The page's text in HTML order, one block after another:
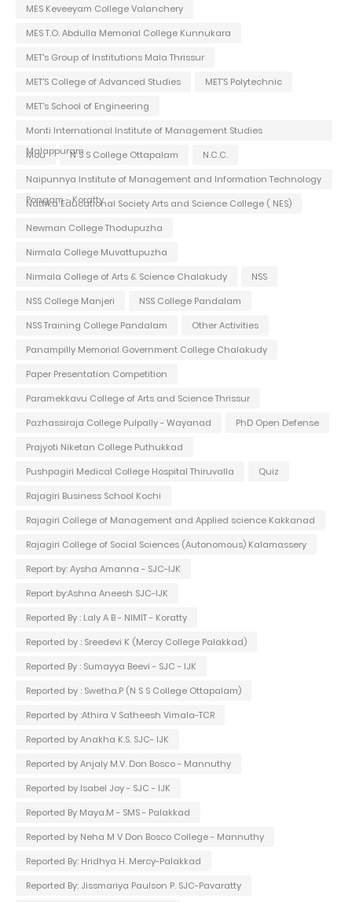
MES Keveeyam College Valanchery
MES T.O. Abdulla Memorial College Kunnukara
MET's Group of Institutions Mala Thrissur
MET'S College of Advanced Studies
MET'S Polytechnic
MET's School of Engineering
Monti International Institute of Management Studies
Malappuram
Mou N S S College Ottapalam
N.C.C.
Naipunnya Institute of Management and Information Technology
Pongam - Koratty
Nattika Educational Society Arts and Science College ( NES)
Newman College Thodupuzha
Nirmala College Muvattupuzha
Nirmala College of Arts & Science Chalakudy
NSS
NSS College Manjeri
NSS College Pandalam
NSS Training College Pandalam
Other Activities
Panampilly Memorial Government College Chalakudy
Paper Presentation Competition
Paramekkavu College of Arts and Science Thrissur
Pazhassiraja College Pulpally - Wayanad
PhD Open Defense
Prajyoti Niketan College Puthukkad
Pushpagiri Medical College Hospital Thiruvalla
Quiz
Rajagiri Business School Kochi
Rajagiri College of Management and Applied science Kakkanad
Rajagiri College of Social Sciences (Autonomous) Kalamassery
Report by: Aysha Amanna - SJC-IJK
Report by:Ashna Aneesh SJC-IJK
Reported By : Laly A B - NIMIT - Koratty
Reported by : Sreedevi K (Mercy College Palakkad)
Reported By : Sumayya Beevi - SJC - IJK
Reported by : Swetha.P (N S S College Ottapalam)
Reported by :Athira V Satheesh Vimala-TCR
Reported by Anakha K.S. SJC- IJK
Reported by Anjaly M.V. Don Bosco - Mannuthy
Reported by Isabel Joy - SJC - IJK
Reported By Maya.M - SMS - Palakkad
Reported by Neha M V Don Bosco College - Mannuthy
Reported By: Hridhya H. Mercy-Palakkad
Reported By: Jissmariya Paulson P. SJC-Pavaratty